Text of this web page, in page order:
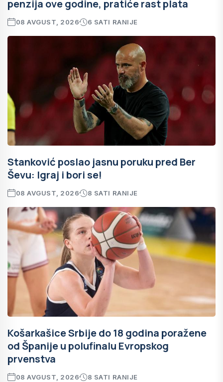
penzija ove godine, pratiće rast plata
08 AVGUST, 2026 6 SATI RANIJE
Stanković poslao jasnu poruku pred Ber
Ševu: Igraj i bori se!
08 AVGUST, 2026 8 SATI RANIJE
Košarkašice Srbije do 18 godina poražene
od Španije u polufinalu Evropskog
prvenstva
08 AVGUST, 2026 8 SATI RANIJE